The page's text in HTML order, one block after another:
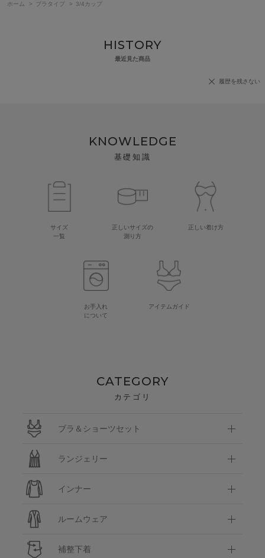
ホーム
> ブラタイプ > 3/4カップ
HISTORY
最近見た商品
履歴を残さない
KNOWLEDGE
基礎知識
サイズ
一覧
正しいサイズの
測り方
正しい着け方
お手入れ
について
アイテムガイド
CATEGORY
カテゴリ
ブラ＆ショーツセット
ランジェリー
インナー
ルームウェア
補整下着